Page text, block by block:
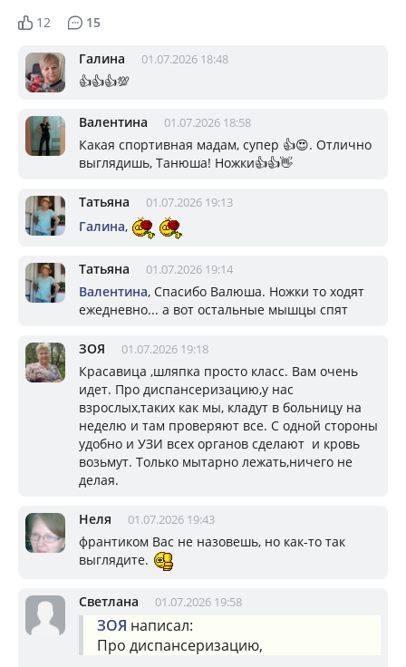
12
15
Галина 01.07.2026 18:48
👍👍👍💯
Валентина 01.07.2026 18:58
Какая спортивная мадам, супер 👍😍. Отлично
выглядишь, Танюша! Ножки👍👍👋
Татьяна 01.07.2026 19:13
Галина,
Татьяна 01.07.2026 19:14
Валентина, Спасибо Валюша. Ножки то ходят
ежедневно... а вот остальные мышцы спят
ЗОЯ 01.07.2026 19:18
Красавица ,шляпка просто класс. Вам очень
идет. Про диспансеризацию,у нас
взрослых,таких как мы, кладут в больницу на
неделю и там проверяют все. С одной стороны
удобно и УЗИ всех органов сделают и кровь
возьмут. Только мытарно лежать,ничего не
делая.
Неля 01.07.2026 19:43
франтиком Вас не назовешь, но как-то так
выглядите.
Светлана 01.07.2026 19:58
ЗОЯ написал:
Про диспансеризацию,